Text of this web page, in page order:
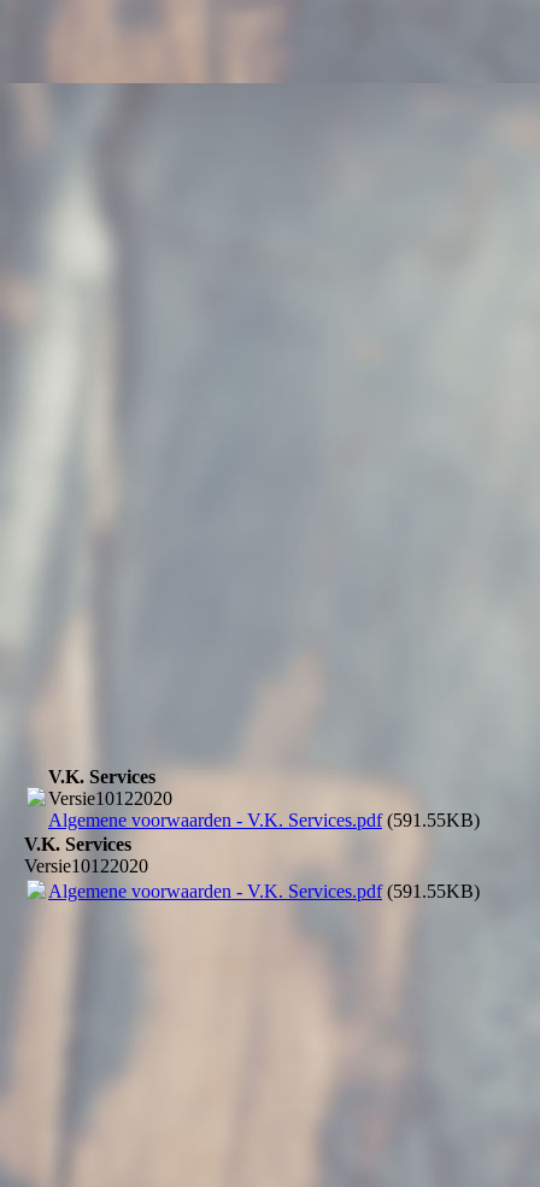
V.K. Services
Versie10122020
Algemene voorwaarden - V.K. Services.pdf(591.55KB)
V.K. Services
Versie10122020
Algemene voorwaarden - V.K. Services.pdf(591.55KB)